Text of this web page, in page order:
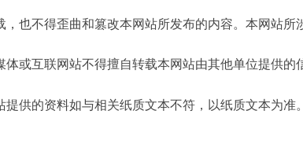
，也不得歪曲和篡改本网站所发布的内容。本网站所
体或互联网站不得擅自转载本网站由其他单位提供的
提供的资料如与相关纸质文本不符，以纸质文本为准。